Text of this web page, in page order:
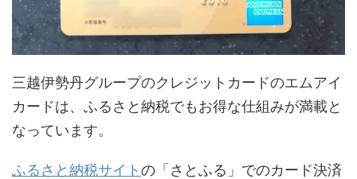
三越伊勢丹グループのクレジットカードのエムアイ
カードは、ふるさと納税でもお得な仕組みが満載と
なっています。
ふるさと納税サイト の「さとふる」でのカード決済